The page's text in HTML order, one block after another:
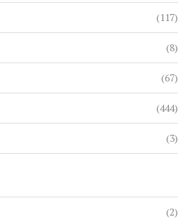
(117)
(8)
(67)
(444)
(3)
(2)